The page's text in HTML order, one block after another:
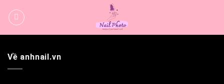
qua
Về anhnail.vn